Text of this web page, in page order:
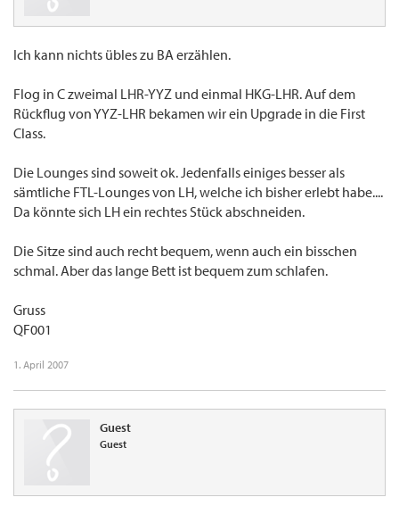
Ich kann nichts übles zu BA erzählen.
Flog in C zweimal LHR-YYZ und einmal HKG-LHR. Auf dem
Rückflug von YYZ-LHR bekamen wir ein Upgrade in die First
Class.
Die Lounges sind soweit ok. Jedenfalls einiges besser als
sämtliche FTL-Lounges von LH, welche ich bisher erlebt habe....
Da könnte sich LH ein rechtes Stück abschneiden.
Die Sitze sind auch recht bequem, wenn auch ein bisschen
schmal. Aber das lange Bett ist bequem zum schlafen.
Gruss
QF001
1. April 2007
Guest
Guest